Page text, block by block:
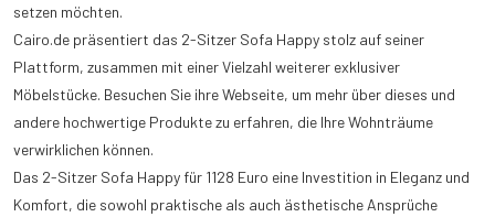
setzen möchten.
Cairo.de präsentiert das 2-Sitzer Sofa Happy stolz auf seiner
Plattform, zusammen mit einer Vielzahl weiterer exklusiver
Möbelstücke. Besuchen Sie ihre Webseite, um mehr über dieses und
andere hochwertige Produkte zu erfahren, die Ihre Wohnträume
verwirklichen können.
Das 2-Sitzer Sofa Happy für 1128 Euro eine Investition in Eleganz und
Komfort, die sowohl praktische als auch ästhetische Ansprüche